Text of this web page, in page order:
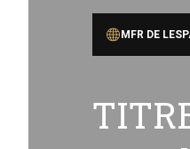
MFR DE